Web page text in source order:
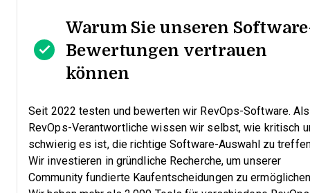
Warum Sie unseren
Bewertungen vertrauen
können
Seit 2022 testen und bewerten wir RevOps-Software. Als
RevOps-Verantwortliche wissen wir selbst, wie kritisch
schwierig es ist, die richtige Software-Auswahl zu
Wir investieren in gründliche Recherche, um unserer
Community fundierte Kaufentscheidungen zu